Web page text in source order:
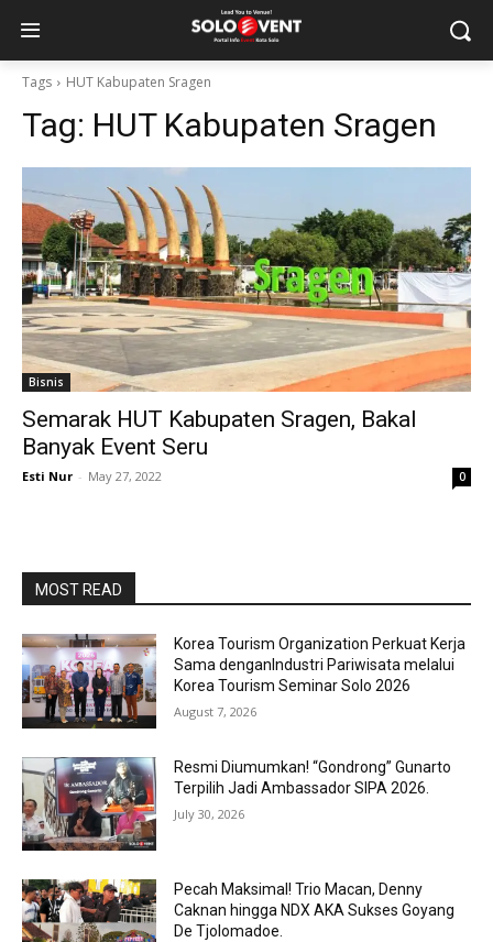
Tags HUT Kabupaten Sragen
Tag: HUT Kabupaten Sragen
Bisnis
Semarak HUT Kabupaten Sragen, Bakal
Banyak Event Seru
Esti Nur - May 27, 2022 0
MOST READ
Korea Tourism Organization Perkuat Kerja
Sama denganIndustri Pariwisata melalui
Korea Tourism Seminar Solo 2026
August 7, 2026
Resmi Diumumkan! “Gondrong” Gunarto
Terpilih Jadi Ambassador SIPA 2026.
July 30, 2026
Pecah Maksimal! Trio Macan, Denny
Caknan hingga NDX AKA Sukses Goyang
De Tjolomadoe.